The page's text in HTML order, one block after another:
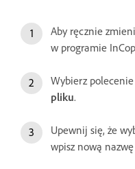
Aby ręcznie
w programie
Wybierz
pliku.
Upewnij się, że
wpisz nową